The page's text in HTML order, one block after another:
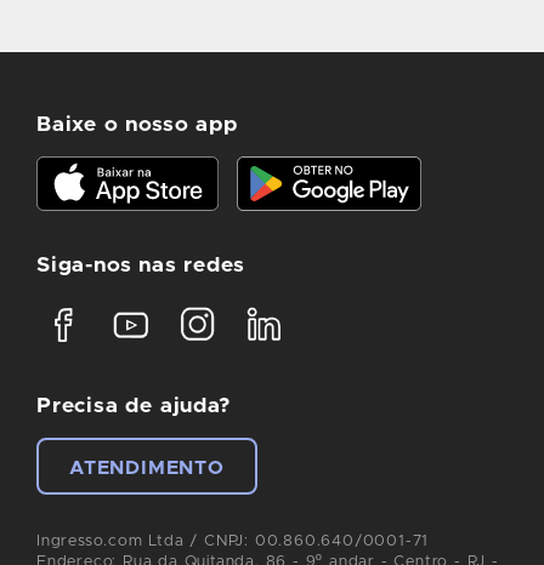
Baixe o nosso app
Siga-nos nas redes
Precisa de ajuda?
ATENDIMENTO
Ingresso.com Ltda / CNPJ: 00.860.640/0001-71